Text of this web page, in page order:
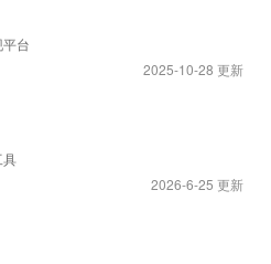
台
2025-10-28 更新
具
2026-6-25 更新